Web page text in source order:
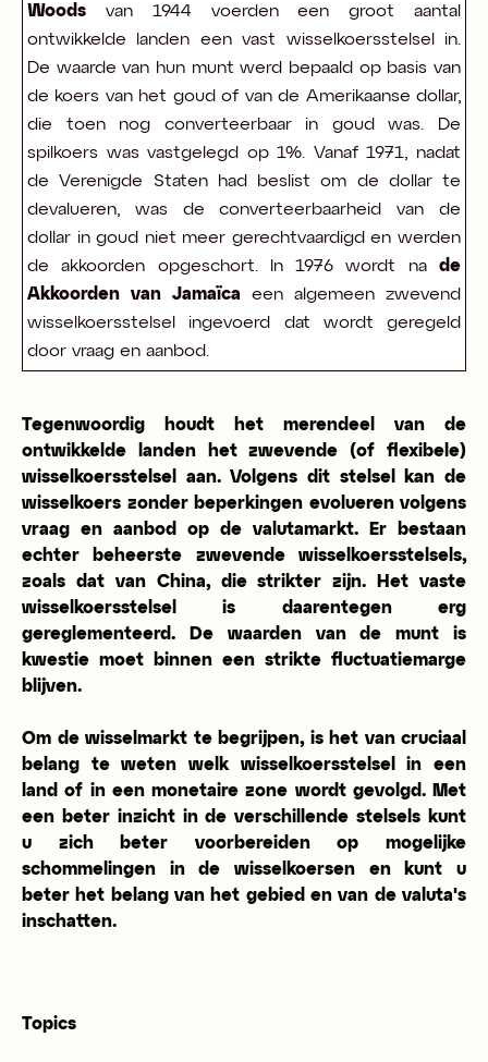
Woods van 1944 voerden een groot aantal
ontwikkelde landen een vast wisselkoersstelsel in.
De waarde van hun munt werd bepaald op basis van
de koers van het goud of van de Amerikaanse dollar,
die toen nog converteerbaar in goud was. De
spilkoers was vastgelegd op 1%. Vanaf 1971, nadat
de Verenigde Staten had beslist om de dollar te
devalueren, was de converteerbaarheid van de
dollar in goud niet meer gerechtvaardigd en werden
de akkoorden opgeschort. In 1976 wordt na de
Akkoorden van Jamaïca een algemeen zwevend
wisselkoersstelsel ingevoerd dat wordt geregeld
door vraag en aanbod.
Tegenwoordig houdt het merendeel van de
ontwikkelde landen het zwevende (of flexibele)
wisselkoersstelsel aan. Volgens dit stelsel kan de
wisselkoers zonder beperkingen evolueren volgens
vraag en aanbod op de valutamarkt. Er bestaan
echter beheerste zwevende wisselkoersstelsels,
zoals dat van China, die strikter zijn. Het vaste
wisselkoersstelsel is daarentegen erg
gereglementeerd. De waarden van de munt is
kwestie moet binnen een strikte fluctuatiemarge
blijven.
Om de wisselmarkt te begrijpen, is het van cruciaal
belang te weten welk wisselkoersstelsel in een
land of in een monetaire zone wordt gevolgd. Met
een beter inzicht in de verschillende stelsels kunt
u zich beter voorbereiden op mogelijke
schommelingen in de wisselkoersen en kunt u
beter het belang van het gebied en van de valuta's
inschatten.
Topics